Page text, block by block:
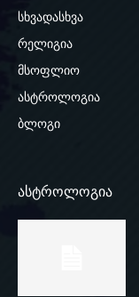
სხვადასხვა
რელიგია
მსოფლიო
ასტროლოგია
ბლოგი
ასტროლოგია